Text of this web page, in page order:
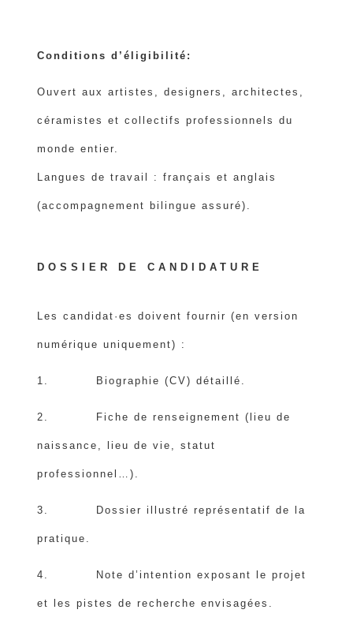
Conditions d’éligibilité:
Ouvert aux artistes, designers, architectes,
céramistes et collectifs professionnels du
monde entier.
Langues de travail : français et anglais
(accompagnement bilingue assuré).
DOSSIER DE CANDIDATURE
Les candidat·es doivent fournir (en version
numérique uniquement) :
1. Biographie (CV) détaillé.
2. Fiche de renseignement (lieu de
naissance, lieu de vie, statut
professionnel…).
3. Dossier illustré représentatif de la
pratique.
4. Note d’intention exposant le projet
et les pistes de recherche envisagées.